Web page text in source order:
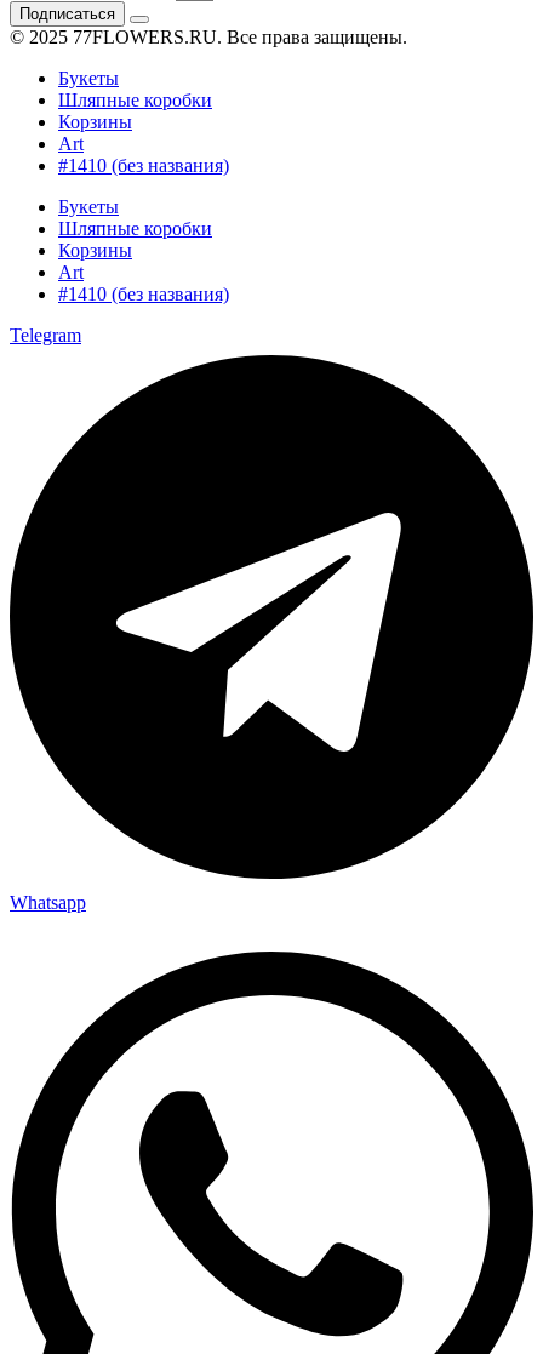
Подписаться
© 2025 77FLOWERS.RU. Все права защищены.
Букеты
Шляпные коробки
Корзины
Art
#1410 (без названия)
Букеты
Шляпные коробки
Корзины
Art
#1410 (без названия)
Telegram
Whatsapp